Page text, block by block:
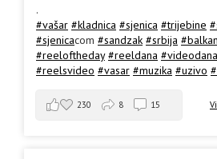
.
#vašar #kladnica #sjenica #trijebine
#sjenicacom #sandzak #srbija #balkan
#reeloftheday #reeldana #videodana
#reelsvideo #vasar #muzika #uzivo
230 8 15